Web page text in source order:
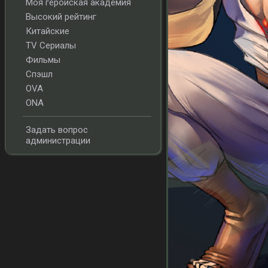
Моя геройская академия
Высокий рейтинг
Китайские
TV Сериалы
Фильмы
Спэшл
OVA
ONA
Задать вопрос
администрации